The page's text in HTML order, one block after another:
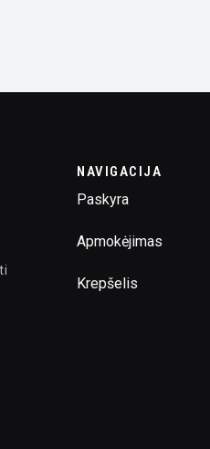
NAVIGACIJA
Paskyra
Apmokėjimas
Krepšelis